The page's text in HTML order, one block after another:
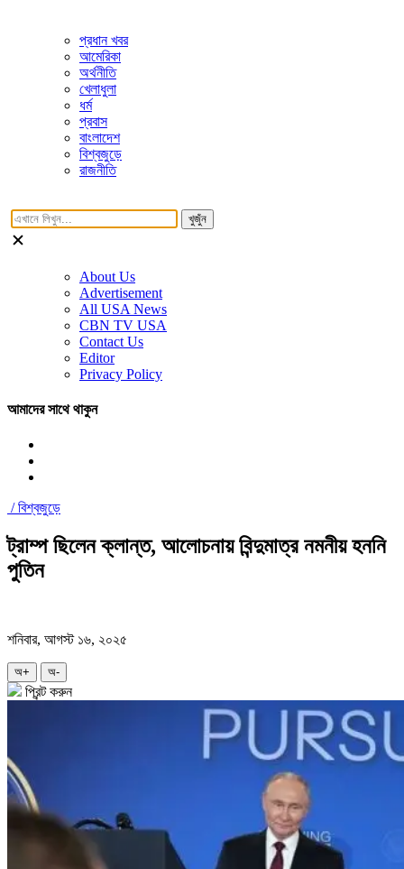
প্রধান খবর
আমেরিকা
অর্থনীতি
খেলাধুলা
ধর্ম
প্রবাস
বাংলাদেশ
বিশ্বজুড়ে
রাজনীতি
খুজুঁন
About Us
Advertisement
All USA News
CBN TV USA
Contact Us
Editor
Privacy Policy
আমাদের সাথে থাকুন
/বিশ্বজুড়ে
ট্রাম্প ছিলেন ক্লান্ত, আলোচনায় বিন্দুমাত্র নমনীয় হননি
পুতিন
শনিবার, আগস্ট ১৬, ২০২৫
অ+ অ-
প্রিন্ট করুন